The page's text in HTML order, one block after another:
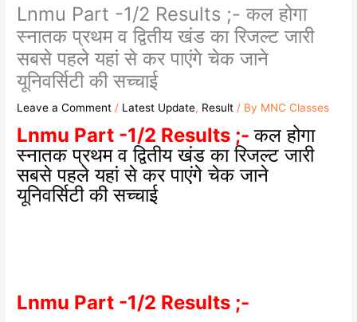
Lnmu Part -1/2 Results ;- कल होगा
स्नातक प्रथम व द्वितीय खंड का रिजल्ट जारी
सबसे पहले यहां से कर पाएंगे चेक जाने
यूनिवर्सिटी की सच्चाई
Leave a Comment / Latest Update, Result / By MNC Classes
Lnmu Part -1/2 Results ;-कल होगा
स्नातक प्रथम व द्वितीय खंड का रिजल्ट जारी
सबसे पहले यहां से कर पाएंगे चेक जाने
यूनिवर्सिटी की सच्चाई
Lnmu Part -1/2 Results ;-